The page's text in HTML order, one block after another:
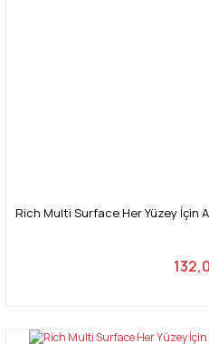
Rich Multi Surface Her Yüzey İçin